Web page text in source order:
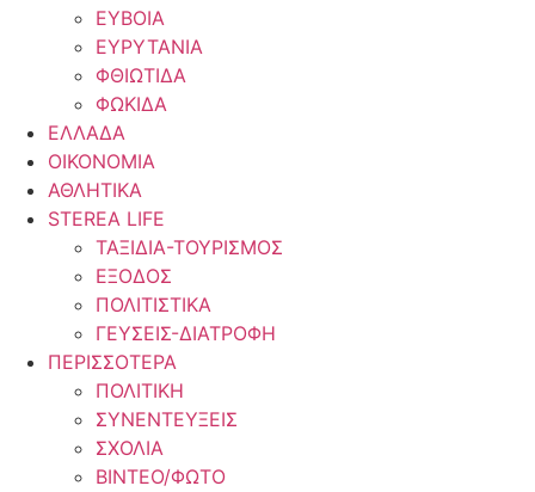
ΕΥΒΟΙΑ
ΕΥΡΥΤΑΝΙΑ
ΦΘΙΩΤΙΔΑ
ΦΩΚΙΔΑ
ΕΛΛΑΔΑ
ΟΙΚΟΝΟΜΙΑ
ΑΘΛΗΤΙΚΑ
STEREA LIFE
ΤΑΞΙΔΙΑ-ΤΟΥΡΙΣΜΟΣ
ΕΞΟΔΟΣ
ΠΟΛΙΤΙΣΤΙΚΑ
ΓΕΥΣΕΙΣ-ΔΙΑΤΡΟΦΗ
ΠΕΡΙΣΣΟΤΕΡΑ
ΠΟΛΙΤΙΚΗ
ΣΥΝΕΝΤΕΥΞΕΙΣ
ΣΧΟΛΙΑ
ΒΙΝΤΕΟ/ΦΩΤΟ